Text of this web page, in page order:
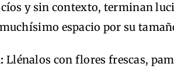
y sin contexto, terminan
espacio por su
Llénalos con flores frescas,